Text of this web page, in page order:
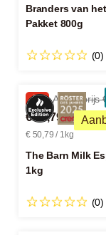
Branders van
Pakket 800g
(0)
-5% Adviesprijs
€ 50,79
€ 50,79 / 1kg
The Barn Milk
1kg
(0)